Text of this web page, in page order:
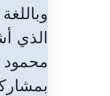
الذي